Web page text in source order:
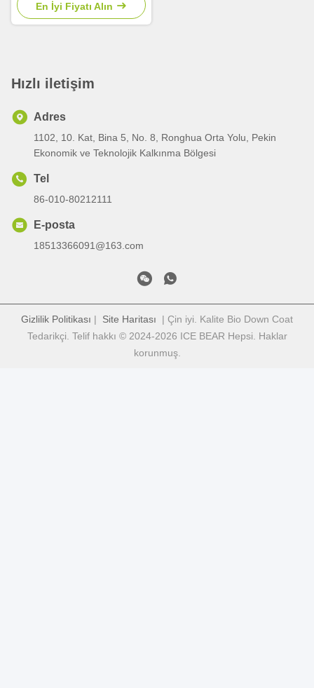
En İyi Fiyatı Alın
Hızlı iletişim
Adres
1102, 10. Kat, Bina 5, No. 8, Ronghua Orta Yolu, Pekin
Ekonomik ve Teknolojik Kalkınma Bölgesi
Tel
86-010-80212111
E-posta
18513366091@163.com
Gizlilik Politikası | Site Haritası | Çin iyi. Kalite Bio Down Coat
Tedarikçi. Telif hakkı © 2024-2026 ICE BEAR Hepsi. Haklar
korunmuş.